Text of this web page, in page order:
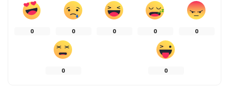
0 0 0 0 0
0 0